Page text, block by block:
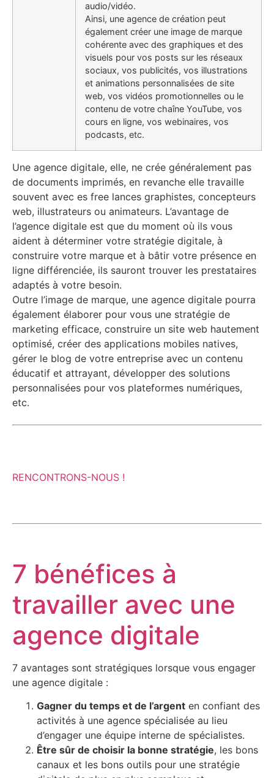
audio/vidéo.
Ainsi, une agence de création peut
également créer une image de marque
cohérente avec des graphiques et des
visuels pour vos posts sur les réseaux
sociaux, vos publicités, vos illustrations
et animations personnalisées de site
web, vos vidéos promotionnelles ou le
contenu de votre chaîne YouTube, vos
cours en ligne, vos webinaires, vos
podcasts, etc.
Une agence digitale, elle, ne crée généralement pas
de documents imprimés, en revanche elle travaille
souvent avec es free lances graphistes, concepteurs
web, illustrateurs ou animateurs. L’avantage de
l’agence digitale est que du moment où ils vous
aident à déterminer votre stratégie digitale, à
construire votre marque et à bâtir votre présence en
ligne différenciée, ils sauront trouver les prestataires
adaptés à votre besoin.
Outre l’image de marque, une agence digitale pourra
également élaborer pour vous une stratégie de
marketing efficace, construire un site web hautement
optimisé, créer des applications mobiles natives,
gérer le blog de votre entreprise avec un contenu
éducatif et attrayant, développer des solutions
personnalisées pour vos plateformes numériques,
etc.
RENCONTRONS-NOUS !
7 bénéfices à
travailler avec une
agence digitale
​7 avantages sont stratégiques lorsque vous engager
une agence digitale :
Gagner du temps et de l’argent en confiant des
activités à une agence spécialisée au lieu
d’engager une équipe interne de spécialistes.
Être sûr de choisir la bonne stratégie, les bons
canaux et les bons outils pour une stratégie